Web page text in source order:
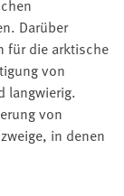
Darüber
für die arktische
von
langwierig.
von
in denen